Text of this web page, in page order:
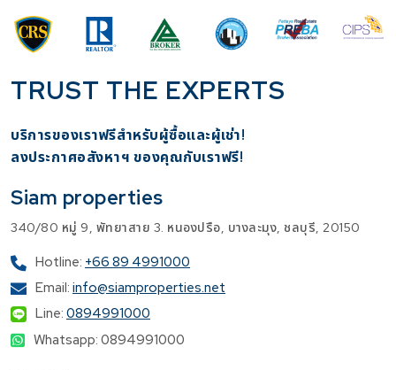
TRUST THE EXPERTS
บริการของเราฟรีสำหรับผู้ซื้อและผู้เช่า!
​ลงประกาศอสังหาฯ ของคุณกับเราฟรี!
Siam properties
340/80 หมู่ 9, พัทยาสาย 3. หนองปรือ, บางละมุง, ชลบุรี, 20150
Hotline: +66 89 4991000
Email: info@siamproperties.net
Line: 0894991000
Whatsapp: 0894991000